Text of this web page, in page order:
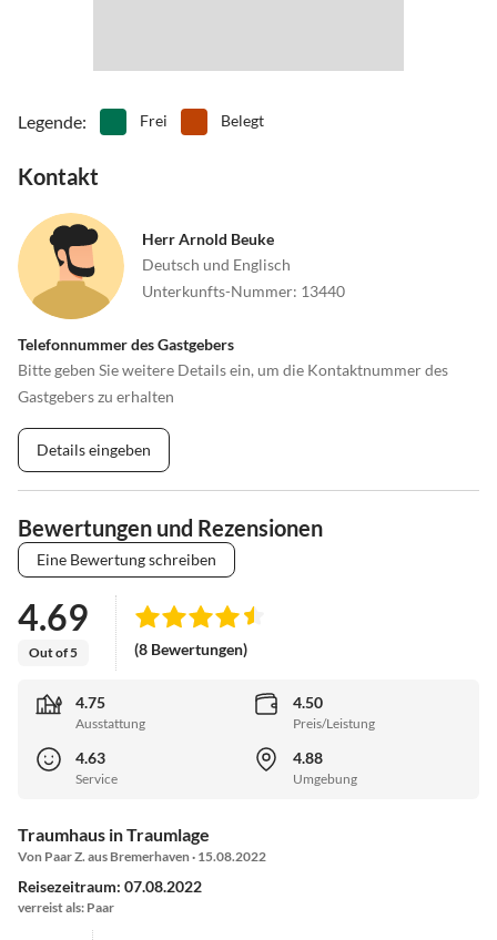
Legende: Frei Belegt
Kontakt
Herr Arnold Beuke
Deutsch und Englisch
Unterkunfts-Nummer: 13440
Telefonnummer des Gastgebers
Bitte geben Sie weitere Details ein, um die Kontaktnummer des
Gastgebers zu erhalten
Details eingeben
Bewertungen und Rezensionen
Eine Bewertung schreiben
4.69
Out of 5 (8 Bewertungen)
4.75
Ausstattung
4.50
Preis/Leistung
4.63
Service
4.88
Umgebung
Traumhaus in Traumlage
Von Paar Z. aus Bremerhaven · 15.08.2022
Reisezeitraum: 07.08.2022
verreist als: Paar